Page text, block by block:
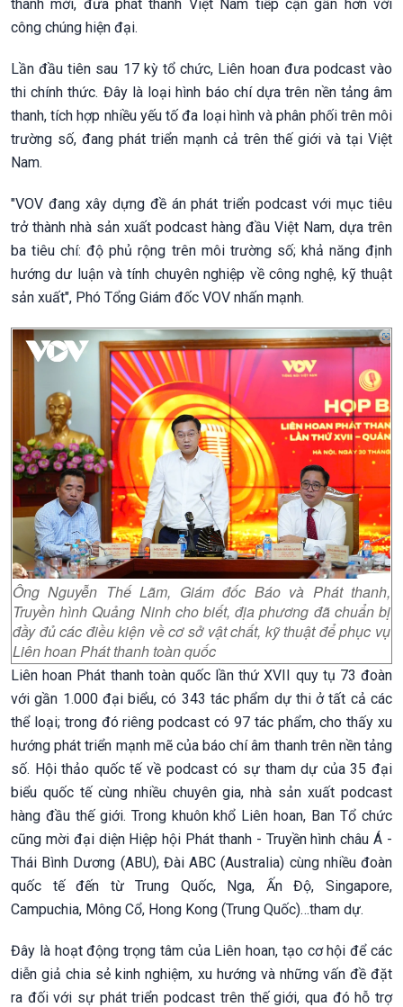
thanh mới, đưa phát thanh Việt Nam tiếp cận gần hơn với
công chúng hiện đại.
Lần đầu tiên sau 17 kỳ tổ chức, Liên hoan đưa podcast vào
thi chính thức. Đây là loại hình báo chí dựa trên nền tảng âm
thanh, tích hợp nhiều yếu tố đa loại hình và phân phối trên môi
trường số, đang phát triển mạnh cả trên thế giới và tại Việt
Nam.
"VOV đang xây dựng đề án phát triển podcast với mục tiêu
trở thành nhà sản xuất podcast hàng đầu Việt Nam, dựa trên
ba tiêu chí: độ phủ rộng trên môi trường số; khả năng định
hướng dư luận và tính chuyên nghiệp về công nghệ, kỹ thuật
sản xuất", Phó Tổng Giám đốc VOV nhấn mạnh.
Ông Nguyễn Thế Lãm, Giám đốc Báo và Phát thanh,
Truyền hình Quảng Ninh cho biết, địa phương đã chuẩn bị
đầy đủ các điều kiện về cơ sở vật chất, kỹ thuật để phục vụ
Liên hoan Phát thanh toàn quốc
Liên hoan Phát thanh toàn quốc lần thứ XVII quy tụ 73 đoàn
với gần 1.000 đại biểu, có 343 tác phẩm dự thi ở tất cả các
thể loại; trong đó riêng podcast có 97 tác phẩm, cho thấy xu
hướng phát triển mạnh mẽ của báo chí âm thanh trên nền tảng
số. Hội thảo quốc tế về podcast có sự tham dự của 35 đại
biểu quốc tế cùng nhiều chuyên gia, nhà sản xuất podcast
hàng đầu thế giới. Trong khuôn khổ Liên hoan, Ban Tổ chức
cũng mời đại diện Hiệp hội Phát thanh - Truyền hình châu Á -
Thái Bình Dương (ABU), Đài ABC (Australia) cùng nhiều đoàn
quốc tế đến từ Trung Quốc, Nga, Ấn Độ, Singapore,
Campuchia, Mông Cổ, Hong Kong (Trung Quốc)…tham dự.
Đây là hoạt động trọng tâm của Liên hoan, tạo cơ hội để các
diễn giả chia sẻ kinh nghiệm, xu hướng và những vấn đề đặt
ra đối với sự phát triển podcast trên thế giới, qua đó hỗ trợ